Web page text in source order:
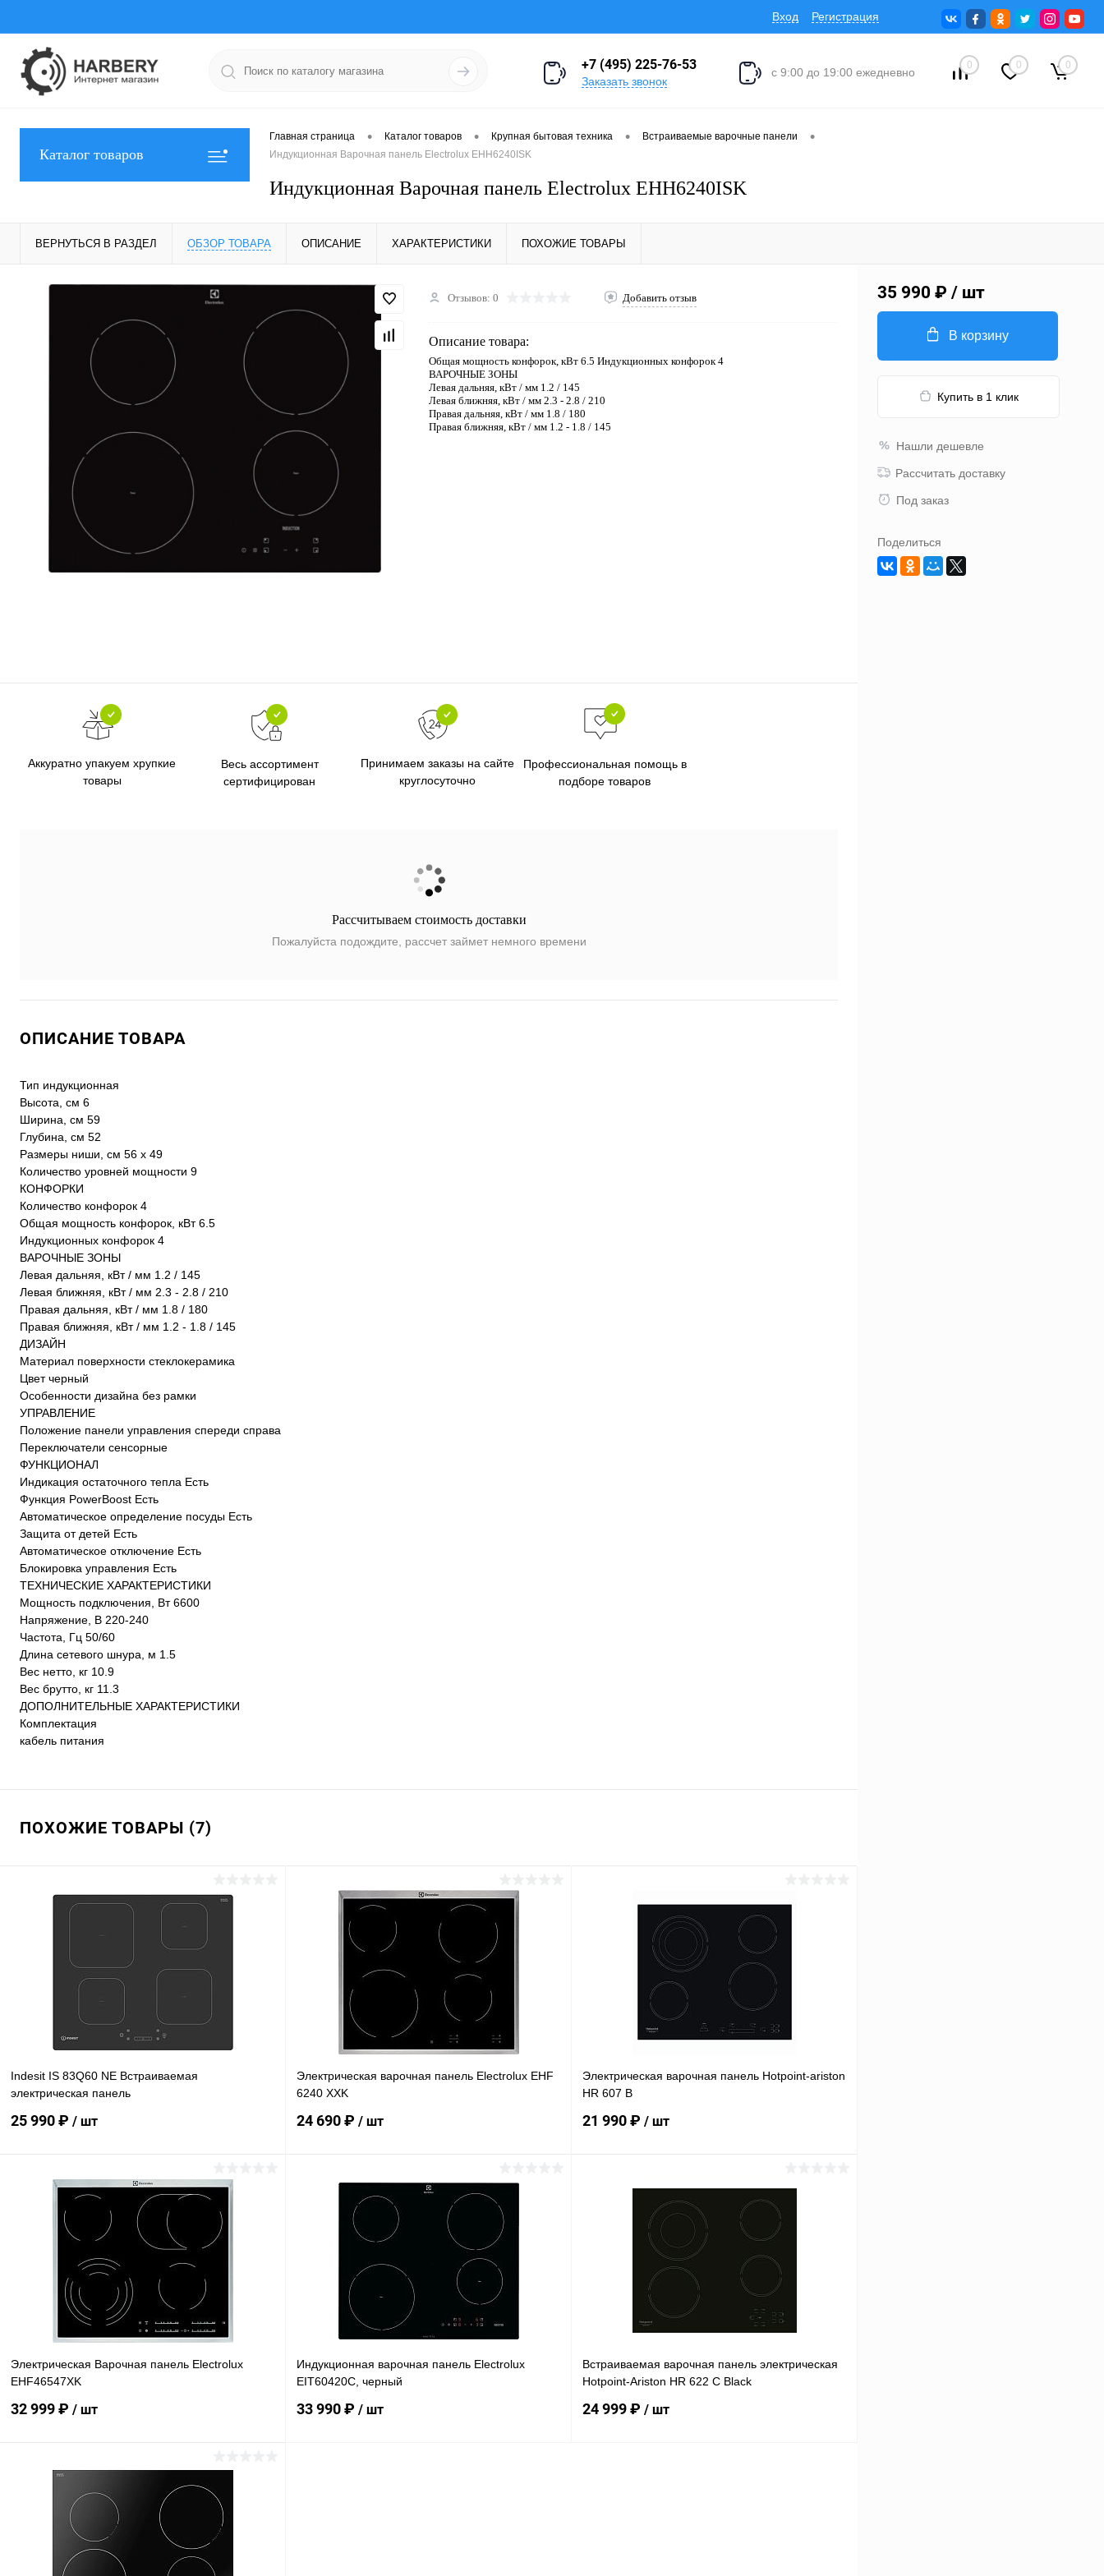
Вход Регистрация
+7 (495) 225-76-53
Заказать звонок
с 9:00 до 19:00 ежедневно
0 0 0
Каталог товаров
Главная страница • Каталог товаров • Крупная бытовая техника • Встраиваемые варочные панели •
Индукционная Варочная панель Electrolux EHH6240ISK
Индукционная Варочная панель Electrolux EHH6240ISK
ВЕРНУТЬСЯ В РАЗДЕЛ ОБЗОР ТОВАРА ОПИСАНИЕ ХАРАКТЕРИСТИКИ ПОХОЖИЕ ТОВАРЫ
Отзывов: 0 Добавить отзыв
Описание товара:
Общая мощность конфорок, кВт 6.5 Индукционных конфорок 4
ВАРОЧНЫЕ ЗОНЫ
Левая дальняя, кВт / мм 1.2 / 145
Левая ближняя, кВт / мм 2.3 - 2.8 / 210
Правая дальняя, кВт / мм 1.8 / 180
Правая ближняя, кВт / мм 1.2 - 1.8 / 145
Аккуратно упакуем хрупкие
товары
Весь ассортимент
сертифицирован
Принимаем заказы на сайте
круглосуточно
Профессиональная помощь в
подборе товаров
Рассчитываем стоимость доставки
Пожалуйста подождите, рассчет займет немного времени
ОПИСАНИЕ ТОВАРА
Тип индукционная
Высота, см 6
Ширина, см 59
Глубина, см 52
Размеры ниши, см 56 х 49
Количество уровней мощности 9
КОНФОРКИ
Количество конфорок 4
Общая мощность конфорок, кВт 6.5
Индукционных конфорок 4
ВАРОЧНЫЕ ЗОНЫ
Левая дальняя, кВт / мм 1.2 / 145
Левая ближняя, кВт / мм 2.3 - 2.8 / 210
Правая дальняя, кВт / мм 1.8 / 180
Правая ближняя, кВт / мм 1.2 - 1.8 / 145
ДИЗАЙН
Материал поверхности стеклокерамика
Цвет черный
Особенности дизайна без рамки
УПРАВЛЕНИЕ
Положение панели управления спереди справа
Переключатели сенсорные
ФУНКЦИОНАЛ
Индикация остаточного тепла Есть
Функция PowerBoost Есть
Автоматическое определение посуды Есть
Защита от детей Есть
Автоматическое отключение Есть
Блокировка управления Есть
ТЕХНИЧЕСКИЕ ХАРАКТЕРИСТИКИ
Мощность подключения, Вт 6600
Напряжение, В 220-240
Частота, Гц 50/60
Длина сетевого шнура, м 1.5
Вес нетто, кг 10.9
Вес брутто, кг 11.3
ДОПОЛНИТЕЛЬНЫЕ ХАРАКТЕРИСТИКИ
Комплектация
кабель питания
ПОХОЖИЕ ТОВАРЫ (7)
Indesit IS 83Q60 NE Встраиваемая
электрическая панель
25 990 ₽ / шт
В корзину
Купить в 1 клик Сравнение
В избранное
Электрическая варочная панель Electrolux EHF
6240 XXK
24 690 ₽ / шт
В корзину
Купить в 1 клик Сравнение
Под заказ
Электрическая варочная панель Hotpoint-ariston
HR 607 B
21 990 ₽ / шт
В корзину
Купить в 1 клик Сравнение
В избранное Под заказ
Электрическая Варочная панель Electrolux
EHF46547XK
32 999 ₽ / шт
Купить в 1 клик Сравнение
В избранное Под заказ
Индукционная варочная панель Electrolux
EIT60420C, черный
33 990 ₽ / шт
Встраиваемая варочная панель электрическая
Hotpoint-Ariston HR 622 C Black
24 999 ₽ / шт
35 990 ₽ / шт
В корзину
Купить в 1 клик
Нашли дешевле
Рассчитать доставку
Под заказ
Поделиться